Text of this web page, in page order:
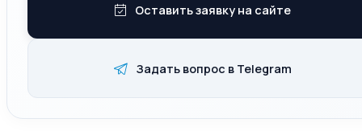
Оставить заявку на сайте
Задать вопрос в Telegram